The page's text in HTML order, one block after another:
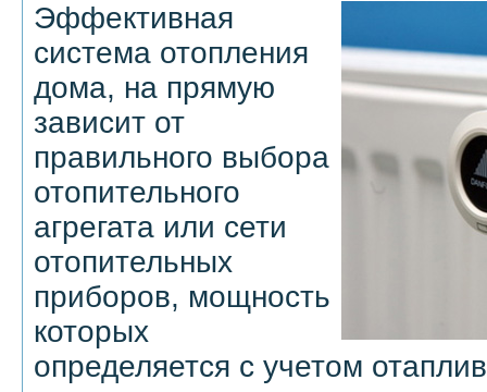
Эффективная
система отопления
дома, на прямую
зависит от
правильного выбора
отопительного
агрегата или сети
отопительных
приборов, мощность
которых
определяется с учетом